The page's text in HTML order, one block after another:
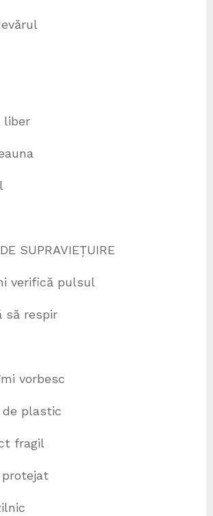
liber
SUPRAVIEȚUIRE
verifică pulsul
să respir
vorbesc
plastic
fragil